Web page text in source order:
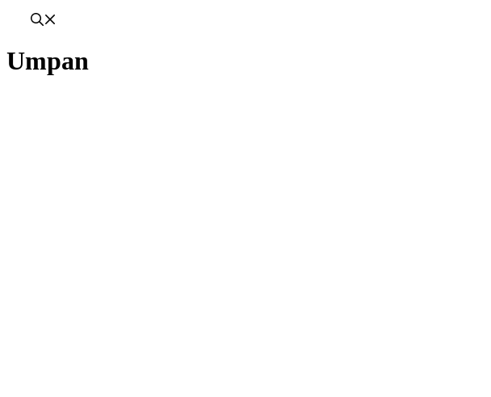
Umpan